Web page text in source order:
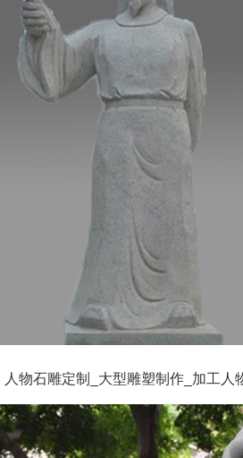
人物石雕定制_大型雕塑制作_加工人